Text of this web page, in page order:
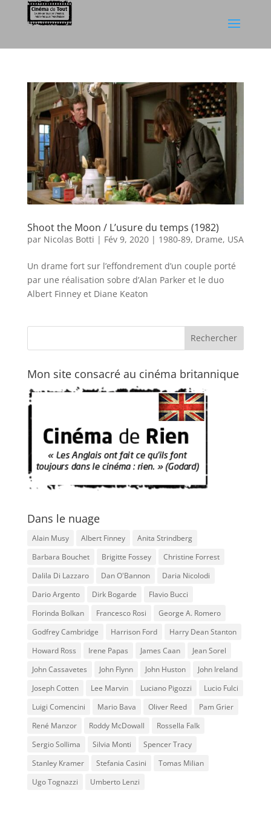
Shoot the Moon / L’usure du temps (1982)
par Nicolas Botti | Fév 9, 2020| 1980-89, Drame, USA
Un drame fort sur l’effondrement d’un couple porté
par une réalisation sobre d’Alan Parker et le duo
Albert Finney et Diane Keaton
Mon site consacré au cinéma britannique
Dans le nuage
Alain Musy Albert Finney
Anita Strindberg
Barbara Bouchet
Brigitte Fossey
Christine Forrest
Dalila Di Lazzaro
Dan O'Bannon
Daria Nicolodi
Dario Argento
Dirk Bogarde
Flavio Bucci
Florinda Bolkan
Francesco Rosi
George A. Romero
Godfrey Cambridge
Harrison Ford
Harry Dean Stanton
Howard Ross
Irene Papas James Caan
Jean Sorel
John Cassavetes
John Flynn John Huston
John Ireland
Joseph Cotten
Lee Marvin Luciano Pigozzi
Lucio Fulci
Luigi Comencini
Mario Bava Oliver Reed
Pam Grier
René Manzor
Roddy McDowall
Rossella Falk
Sergio Sollima
Silvia Monti
Spencer Tracy
Stanley Kramer
Stefania Casini
Tomas Milian
Ugo Tognazzi
Umberto Lenzi